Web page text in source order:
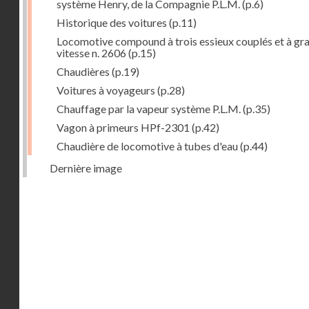
système Henry, de la Compagnie P.L.M.(p.6)
Historique des voitures (p.11)
Locomotive compound à trois essieux couplés et à
vitesse n. 2606 (p.15)
Chaudières (p.19)
Voitures à voyageurs (p.28)
Chauffage par la vapeur système P.L.M.(p.35)
Vagon à primeurs HPf-2301 (p.42)
Chaudière de locomotive à tubes d'eau(p.44)
Dernière image